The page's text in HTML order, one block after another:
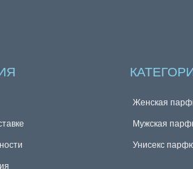
Женская
Мужская
Унисекс